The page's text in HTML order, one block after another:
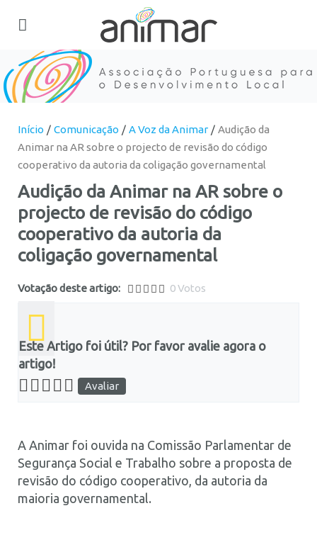
Início Comunicação A Voz da Animar
Audição da
Animar na AR sobre o projecto de revisão do código
cooperativo da autoria da coligação governamental
Audição da Animar na AR sobre o
projecto de revisão do código
cooperativo da autoria da
coligação governamental
0
Votação deste artigo: 0 Votos
Este Artigo foi útil? Por favor avalie agora o
artigo!
A Animar foi ouvida na Comissão Parlamentar de
Segurança Social e Trabalho sobre a proposta de
revisão do código cooperativo, da autoria da
maioria governamental.